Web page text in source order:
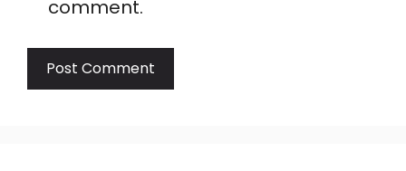
comment.